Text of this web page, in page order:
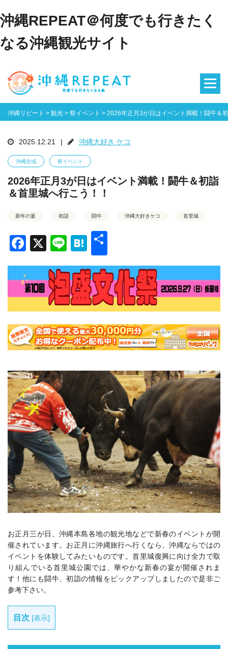
沖縄REPEAT＠何度でも行きたく
なる沖縄観光サイト
沖縄リピート > 観光 > 祭イベント > 2026年正月3が日はイベント満載！闘牛＆
2025.12.21 | 沖縄大好き ケコ
沖縄全域 祭イベント
2026年正月3が日はイベント満載！闘牛＆初詣
＆首里城へ行こう！！
新年の宴 初詣 闘牛 沖縄大好きケコ 首里城
Facebook
X LineHatena
お正月三が日、沖縄本島各地の観光地などで新春のイベントが開
催されています。お正月に沖縄旅行へ行くなら、沖縄ならではの
イベントを体験してみたいものです。首里城復興に向け全力で取
り組んでいる首里城公園では、華やかな新春の宴が開催されま
す！他にも闘牛、初詣の情報をピックアップしましたので是非ご
参考下さい。
目次 [表示]